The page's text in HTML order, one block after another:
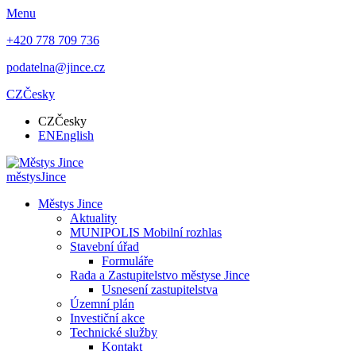
Menu
+420 778 709 736
podatelna@jince.cz
CZČesky
CZČesky
ENEnglish
městysJince
Městys Jince
Aktuality
MUNIPOLIS Mobilní rozhlas
Stavební úřad
Formuláře
Rada a Zastupitelstvo městyse Jince
Usnesení zastupitelstva
Územní plán
Investiční akce
Technické služby
Kontakt